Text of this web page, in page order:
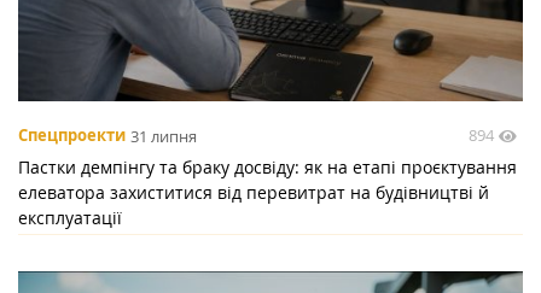
Спецпроекти 31 липня 894
Пастки демпінгу та браку досвіду: як на етапі проєктування
елеватора захиститися від перевитрат на будівництві й
експлуатації